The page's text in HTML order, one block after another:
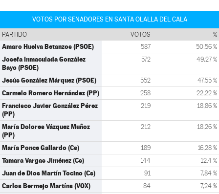
VOTOS POR SENADORES EN SANTA OLALLA DEL CALA
PARTIDO VOTOS %
Amaro Huelva Betanzos (PSOE) 587 50,56 %
Josefa Inmaculada González
Bayo (PSOE)
572 49,27 %
Jesús González Márquez (PSOE) 552 47,55 %
Carmelo Romero Hernández (PP) 258 22,22 %
Francisco Javier González Pérez
(PP)
219 18,86 %
María Dolores Vázquez Muñoz
(PP)
212 18,26 %
María Ponce Gallardo (Cs) 189 16,28 %
Tamara Vargas Jiménez (Cs) 144 12,4 %
Juan de Dios Martín Tocino (Cs) 91 7,84 %
Carlos Bermejo Martíns (VOX) 84 7,24 %